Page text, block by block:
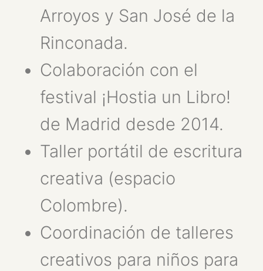
Arroyos y San José de la
Rinconada.
Colaboración con el
festival ¡Hostia un Libro!
de Madrid desde 2014.
Taller portátil de escritura
creativa (espacio
Colombre).
Coordinación de talleres
creativos para niños para